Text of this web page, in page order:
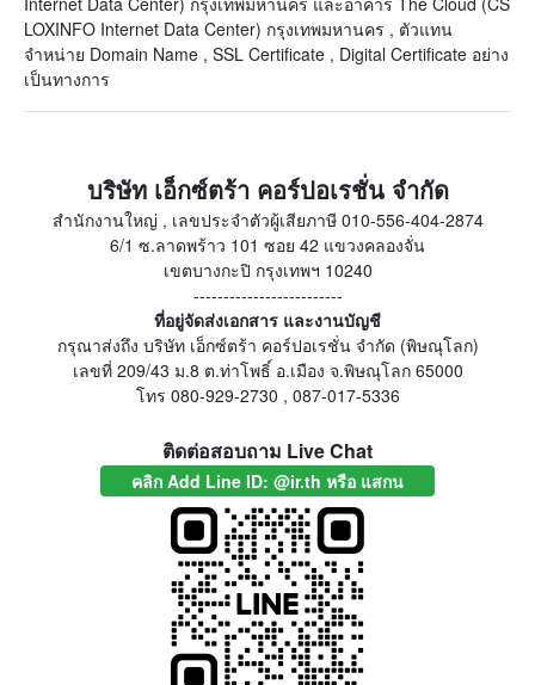
LOXINFO Internet Data Center) กรุงเทพมหานคร , ตัวแทน
จำหน่าย Domain Name , SSL Certificate , Digital Certificate อย่าง
เป็นทางการ
บริษัท เอ็กซ์ตร้า คอร์ปอเรชั่น จำกัด
สำนักงานใหญ่ , เลขประจำตัวผู้เสียภาษี 010-556-404-2874
6/1 ซ.ลาดพร้าว 101 ซอย 42 แขวงคลองจั่น
เขตบางกะปิ กรุงเทพฯ 10240
-------------------------
ที่อยู่จัดส่งเอกสาร และงานบัญชี
กรุณาส่งถึง บริษัท เอ็กซ์ตร้า คอร์ปอเรชั่น จำกัด (พิษณุโลก)
เลขที่ 209/43 ม.8 ต.ท่าโพธิ์ อ.เมือง จ.พิษณุโลก 65000
โทร 080-929-2730 , 087-017-5336
ติดต่อสอบถาม Live Chat
คลิก Add Line ID: @ir.th หรือ แสกน